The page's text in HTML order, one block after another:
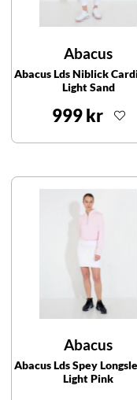
Abacus
Abacus Lds Niblick
Light Sand
999 kr
Abacus
Abacus Lds Spey
Light Pink